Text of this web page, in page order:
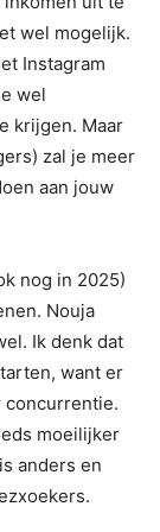
wel mogelijk.
Instagram
wel
krijgen. Maar
zal je meer
aan jouw
nog in 2025)
Nouja
Ik denk dat
want er
concurrentie.
moeilijker
anders en